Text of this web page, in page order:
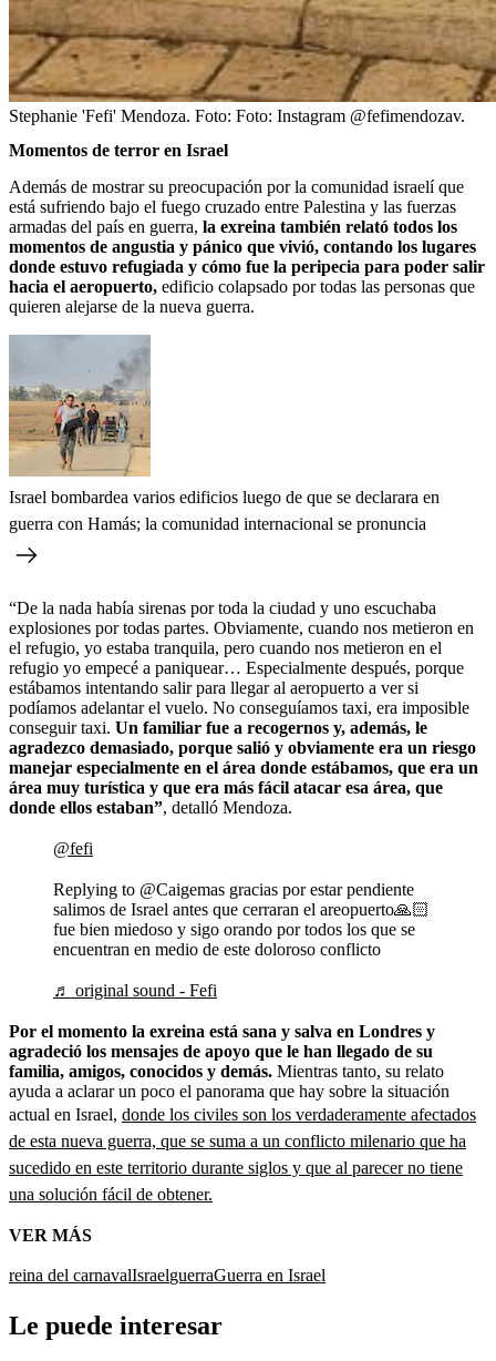
Stephanie 'Fefi' Mendoza. Foto: Foto: Instagram @fefimendozav.
Momentos de terror en Israel
Además de mostrar su preocupación por la comunidad israelí que
está sufriendo bajo el fuego cruzado entre Palestina y las fuerzas
armadas del país en guerra, la exreina también relató todos los
momentos de angustia y pánico que vivió, contando los lugares
donde estuvo refugiada y cómo fue la peripecia para poder salir
hacia el aeropuerto, edificio colapsado por todas las personas que
quieren alejarse de la nueva guerra.
Israel bombardea varios edificios luego de que se declarara en
guerra con Hamás; la comunidad internacional se pronuncia
“De la nada había sirenas por toda la ciudad y uno escuchaba
explosiones por todas partes. Obviamente, cuando nos metieron en
el refugio, yo estaba tranquila, pero cuando nos metieron en el
refugio yo empecé a paniquear… Especialmente después, porque
estábamos intentando salir para llegar al aeropuerto a ver si
podíamos adelantar el vuelo. No conseguíamos taxi, era imposible
conseguir taxi. Un familiar fue a recogernos y, además, le
agradezco demasiado, porque salió y obviamente era un riesgo
manejar especialmente en el área donde estábamos, que era un
área muy turística y que era más fácil atacar esa área, que
donde ellos estaban”, detalló Mendoza.
@fefi
Replying to @Caigemas gracias por estar pendiente
salimos de Israel antes que cerraran el areopuerto🙏🏻
fue bien miedoso y sigo orando por todos los que se
encuentran en medio de este doloroso conflicto
♬ original sound - Fefi
Por el momento la exreina está sana y salva en Londres y
agradeció los mensajes de apoyo que le han llegado de su
familia, amigos, conocidos y demás. Mientras tanto, su relato
ayuda a aclarar un poco el panorama que hay sobre la situación
actual en Israel, donde los civiles son los verdaderamente afectados
de esta nueva guerra, que se suma a un conflicto milenario que ha
sucedido en este territorio durante siglos y que al parecer no tiene
una solución fácil de obtener.
VER MÁS
reina del carnavalIsraelguerraGuerra en Israel
Le puede interesar